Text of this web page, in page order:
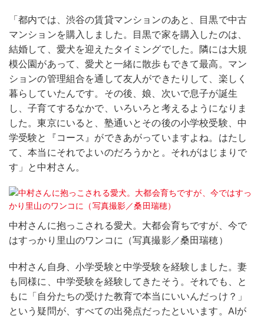
「都内では、渋谷の賃貸マンションのあと、目黒で中古
マンションを購入しました。目黒で家を購入したのは、
結婚して、愛犬を迎えたタイミングでした。隣には大規
模公園があって、愛犬と一緒に散歩もできて最高。マン
ションの管理組合を通して友人ができたりして、楽しく
暮らしていたんです。その後、娘、次いで息子が誕生
し、子育てするなかで、いろいろと考えるようになりま
した。東京にいると、塾通いとその後の小学校受験、中
学受験と『コース』ができあがっていますよね。はたし
て、本当にそれでよいのだろうかと。それがはじまりで
す」と中村さん。
中村さんに抱っこされる愛犬。大都会育ちですが、今で
はすっかり里山のワンコに（写真撮影／桑田瑞穂）
中村さん自身、小学受験と中学受験を経験しました。妻
も同様に、中学受験を経験してきたそう。それでも、と
もに「自分たちの受けた教育で本当にいいんだっけ？」
という疑問が、すべての出発点だったといいます。AIが